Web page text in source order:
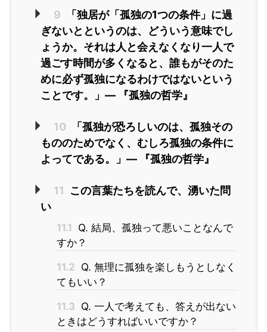
9
「独居が「孤独の1つの条件」に過
ぎないとというのは、どういう意味でし
ょうか。それは人と会えなくなり一人で
過ごす時間が多くなると、誰もがそのた
めに必ず孤独になるわけではないという
ことです。」― 『孤独の哲学』
10
「孤独が恐ろしいのは、孤独その
もののためでなく、むしろ孤独の条件に
よってである。」― 『孤独の哲学』
11
この言葉たちを読んで、湧いた問
い
11.1
Q. 結局、孤独って悪いことなんで
すか？
11.2 Q. 無理に孤独を楽しもうとしなく
てもいい？
11.3 Q. 一人で考えても、答えが出ない
ときはどうすればいいですか？